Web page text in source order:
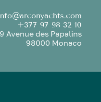
+377 97 98 32 10
Avenue des Papalins
98000 Monaco